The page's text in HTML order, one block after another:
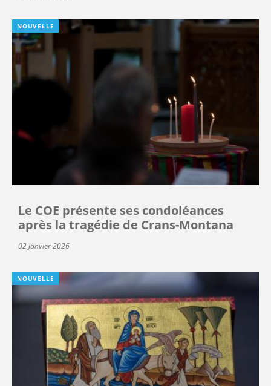
NOUVELLE
Le COE présente ses condoléances
après la tragédie de Crans-Montana
02 Janvier 2026
NOUVELLE